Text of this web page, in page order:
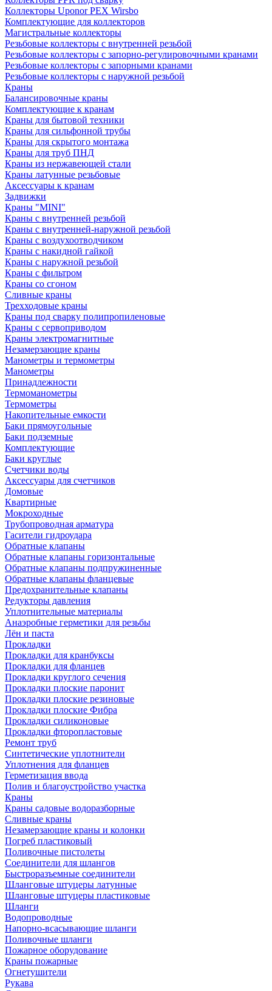
Коллекторы Uponor PEX Wirsbo
Комплектующие для коллекторов
Магистральные коллекторы
Резьбовые коллекторы с внутренней резьбой
Резьбовые коллекторы с запорно-регулировочными кранами
Резьбовые коллекторы с запорными кранами
Резьбовые коллекторы с наружной резьбой
Краны
Балансировочные краны
Комплектующие к кранам
Краны для бытовой техники
Краны для сильфонной трубы
Краны для скрытого монтажа
Краны для труб ПНД
Краны из нержавеющей стали
Краны латунные резьбовые
Аксессуары к кранам
Задвижки
Краны "MINI"
Краны с внутренней резьбой
Краны с внутренней-наружной резьбой
Краны с воздухоотводчиком
Краны с накидной гайкой
Краны с наружной резьбой
Краны с фильтром
Краны со сгоном
Сливные краны
Трехходовые краны
Краны под сварку полипропиленовые
Краны с сервоприводом
Краны электромагнитные
Незамерзающие краны
Манометры и термометры
Манометры
Принадлежности
Термоманометры
Термометры
Накопительные емкости
Баки прямоугольные
Баки подземные
Комплектующие
Баки круглые
Счетчики воды
Аксессуары для счетчиков
Домовые
Квартирные
Мокроходные
Трубопроводная арматура
Гасители гидроудара
Обратные клапаны
Обратные клапаны горизонтальные
Обратные клапаны подпружиненные
Обратные клапаны фланцевые
Предохранительные клапаны
Редукторы давления
Уплотнительные материалы
Анаэробные герметики для резьбы
Лён и паста
Прокладки
Прокладки для кранбуксы
Прокладки для фланцев
Прокладки круглого сечения
Прокладки плоские паронит
Прокладки плоские резиновые
Прокладки плоские Фибра
Прокладки силиконовые
Прокладки фторопластовые
Ремонт труб
Синтетические уплотнители
Уплотнения для фланцев
Герметизация ввода
Полив и благоустройство участка
Краны
Краны садовые водоразборные
Сливные краны
Незамерзающие краны и колонки
Погреб пластиковый
Поливочные пистолеты
Соединители для шлангов
Быстроразъемные соединители
Шланговые штуцеры латунные
Шланговые штуцеры пластиковые
Шланги
Водопроводные
Напорно-всасывающие шланги
Поливочные шланги
Пожарное оборудование
Краны пожарные
Огнетушители
Рукава